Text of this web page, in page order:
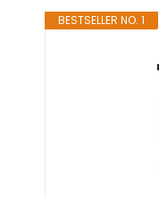
BESTSELLER NO. 1